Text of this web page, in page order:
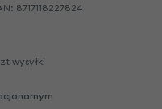
8717118227824
wysyłki